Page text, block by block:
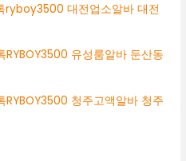
ryboy3500 대전업소알바 대전
유성룸알바 둔산동
청주고액알바 청주